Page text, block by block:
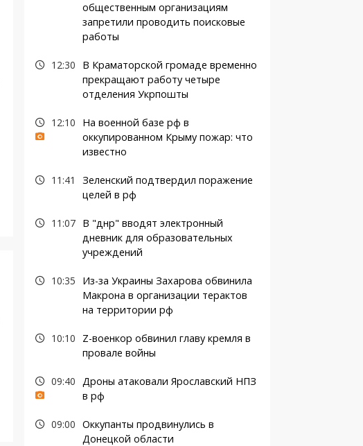
общественным организациям
запретили проводить поисковые
работы
12:30
В Краматорской громаде временно
прекращают работу четыре
отделения Укрпошты
12:10
На военной базе рф в
оккупированном Крыму пожар: что
известно
11:41
Зеленский подтвердил поражение
целей в рф
11:07
В "днр" вводят электронный
дневник для образовательных
учреждений
10:35
Из-за Украины Захарова обвинила
Макрона в организации терактов
на территории рф
10:10
Z-военкор обвинил главу кремля в
провале войны
09:40 Дроны атаковали Ярославский НПЗ
в рф
09:00 Оккупанты продвинулись в
Донецкой области